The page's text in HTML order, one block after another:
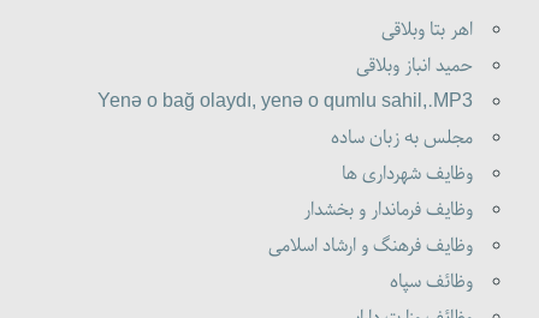
اهر بتا وبلاقی
حمید انباز وبلاقی
Yenə o bağ olaydı, yenə o qumlu sahil,.MP3
مجلس به زبان ساده
وظایف شهرداری ها
وظایف فرماندار و بخشدار
وظایف فرهنگ و ارشاد اسلامی
وظائف سپاه